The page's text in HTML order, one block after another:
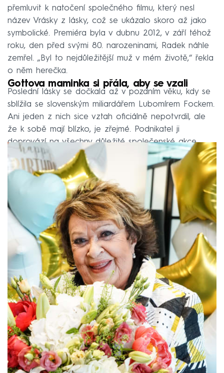
přemluvit k natočení společného filmu, který nesl
název Vrásky z lásky, což se ukázalo skoro až jako
symbolické. Premiéra byla v dubnu 2012, v září téhož
roku, den před svými 80. narozeninami, Radek náhle
zemřel. „Byl to nejdůležitější muž v mém životě,“ řekla
o něm herečka.
Gottova maminka si přála, aby se vzali
Poslední lásky se dočkala až v pozdním věku, kdy se
sblížila se slovenským miliardářem Lubomírem Fockem.
Ani jeden z nich sice vztah oficiálně nepotvrdil, ale
že k sobě mají blízko, je zřejmé. Podnikatel ji
doprovází na všechny důležité společenské akce.